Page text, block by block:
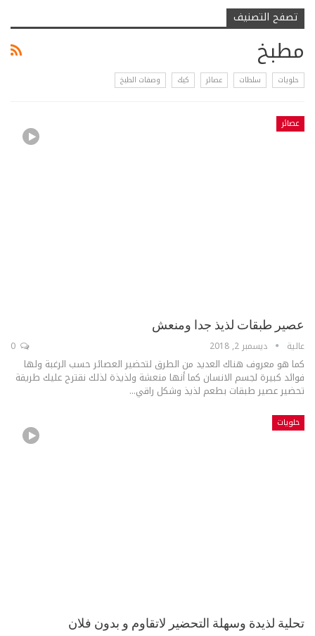
تصفح التصنيف
مطبخ
حلويات سلطات عصائر كيك وصفات الطبخ
عصائر
عصير طبقات لذيذ جدا ومنعش
عالية ديسمبر 2, 2018
كما هو معروف هناك العديد من الطرق لتحضير العصائر حسب الرغبة ولها
فوائد كبيرة لجسم الانسان كما أنها منعشة ولذيذة لذلك نقترح عليك طريقة
تحضير عصير طبقات بطعم لذيذ وشكل راقي...
حلويات
تحلية لذيدة وسهلة التحضير لاتقاوم و بدون فلان